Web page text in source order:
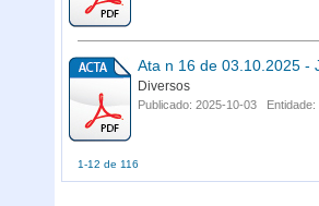
Ata n 16 de 03.10.2025 -
Diversos
Publicado: 2025-10-03
1-12 de 116